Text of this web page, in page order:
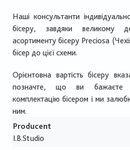
Наші консультанти
бісеру, завдяки великому
асортименту бісеру Preciosa
бісер до цієї схеми.
Орієнтовна вартість бісеру
позначте, що ви бажаєте
комплектацію бісером і ми
ним.
Producent
I.B.Studio